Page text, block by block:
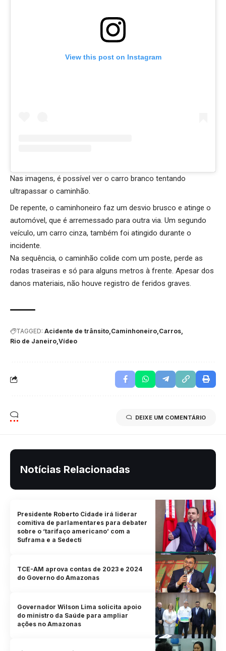
View this post on Instagram
Nas imagens, é possível ver o carro branco tentando
ultrapassar o caminhão.
De repente, o caminhoneiro faz um desvio brusco e atinge o
automóvel, que é arremessado para outra via. Um segundo
veículo, um carro cinza, também foi atingido durante o
incidente.
Na sequência, o caminhão colide com um poste, perde as
rodas traseiras e só para alguns metros à frente. Apesar dos
danos materiais, não houve registro de feridos graves.
TAGGED: Acidente de trânsito Caminhoneiro Carros
Rio de Janeiro Vídeo
DEIXE UM COMENTÁRIO
Notícias Relacionadas
Presidente Roberto Cidade irá liderar
comitiva de parlamentares para debater
sobre o ‘tarifaço americano’ com a
Suframa e a Sedecti
TCE-AM aprova contas de 2023 e 2024
do Governo do Amazonas
Governador Wilson Lima solicita apoio
do ministro da Saúde para ampliar
ações no Amazonas